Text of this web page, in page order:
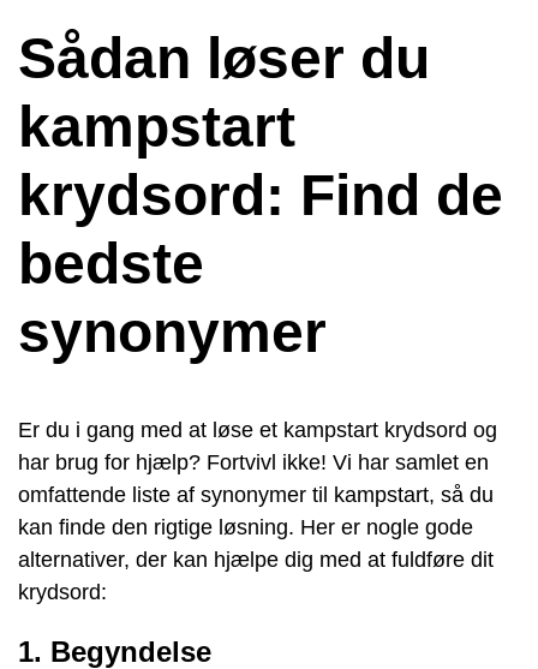
Sådan løser du
kampstart
krydsord: Find de
bedste
synonymer
Er du i gang med at løse et kampstart krydsord og
har brug for hjælp? Fortvivl ikke! Vi har samlet en
omfattende liste af synonymer til kampstart, så du
kan finde den rigtige løsning. Her er nogle gode
alternativer, der kan hjælpe dig med at fuldføre dit
krydsord:
1. Begyndelse